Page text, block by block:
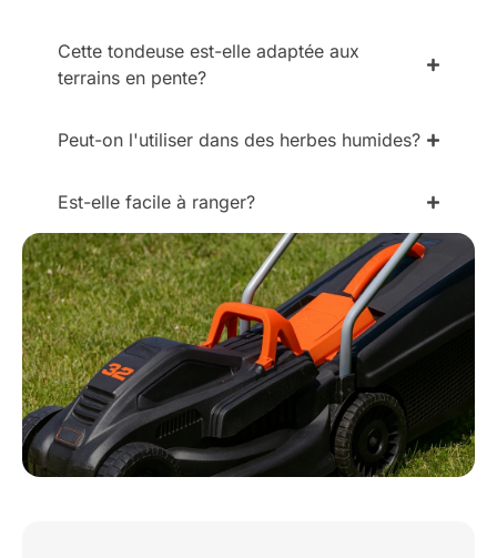
Cette tondeuse est-elle adaptée aux
terrains en pente?
Peut-on l'utiliser dans des herbes humides?
Est-elle facile à ranger?